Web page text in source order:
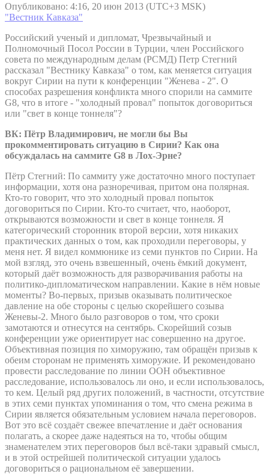
Опубликовано: 4:16, 20 июн 2013 (UTC+3 MSK)
"Вестник Кавказа"
Российский ученый и дипломат, Чрезвычайный и
Полномочный Посол России в Турции, член Российского
совета по международным делам (РСМД) Петр Стегний
рассказал "Вестнику Кавказа" о том, как меняется ситуация
вокруг Сирии на пути к конференции "Женева - 2". О
способах разрешения конфликта много спорили на саммите
G8, что в итоге - "холодный провал" попыток договориться
или "свет в конце тоннеля"?
ВК: Пётр Владимирович, не могли бы Вы
прокомментировать ситуацию в Сирии? Как она
обсуждалась на саммите G8 в Лох-Эрне?
Пётр Стегний: По саммиту уже достаточно много поступает
информации, хотя она разноречивая, притом она полярная.
Кто-то говорит, что это холодный провал попыток
договориться по Сирии. Кто-то считает, что, наоборот,
открываются возможности и свет в конце тоннеля. Я
категорический сторонник второй версии, хотя никаких
практических данных о том, как проходили переговоры, у
меня нет. Я видел коммюнике из семи пунктов по Сирии. На
мой взгляд, это очень взвешенный, очень ёмкий документ,
который даёт возможность для разворачивания работы на
политико-дипломатическом направлении. Какие в нём новые
моменты? Во-первых, призыв оказывать политическое
давление на обе стороны с целью скорейшего созыва
Женевы-2. Много было разговоров о том, что сроки
замотаются и отнесутся на сентябрь. Скорейший созыв
конференции уже ориентирует нас совершенно на другое.
Объективная позиция по химоружию, там обращён призыв к
обеим сторонам не применять химоружие. И рекомендовано
провести расследование по линии ООН объективное
расследование, использовалось ли оно, и если использовалось,
то кем. Целый ряд других положений, в частности, отсутствие
в этих семи пунктах упоминания о том, что смена режима в
Сирии является обязательным условием начала переговоров.
Вот это всё создаёт свежее впечатление и даёт основания
полагать, а скорее даже надеяться на то, чтобы общим
знаменателем этих переговоров был всё-таки здравый смысл,
и в этой острейшей политической ситуации удалось
договориться о рациональном её завершении.